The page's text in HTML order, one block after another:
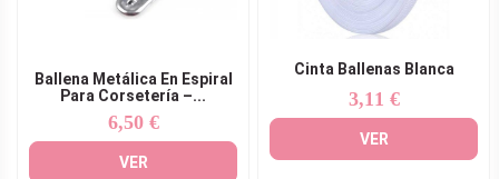
Ballena Metálica En Espiral
Para Corsetería –...
Precio
6,50 €
VER
Cinta Ballenas Blanca
Precio
3,11 €
VER